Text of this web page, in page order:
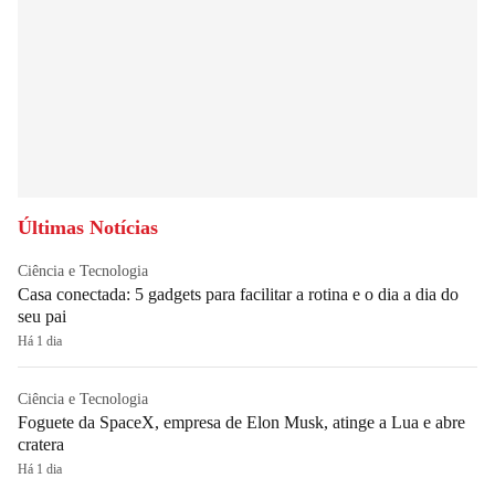
Últimas Notícias
Ciência e Tecnologia
Casa conectada: 5 gadgets para facilitar a rotina e o dia a dia do
seu pai
Há 1 dia
Ciência e Tecnologia
Foguete da SpaceX, empresa de Elon Musk, atinge a Lua e abre
cratera
Há 1 dia